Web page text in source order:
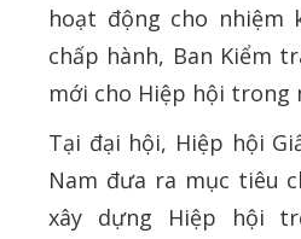
hoạt động cho nhiệm
chấp hành, Ban Kiểm
mới cho Hiệp hội trong
Tại đại hội, Hiệp hội
Nam đưa ra mục tiêu
xây dựng Hiệp hội